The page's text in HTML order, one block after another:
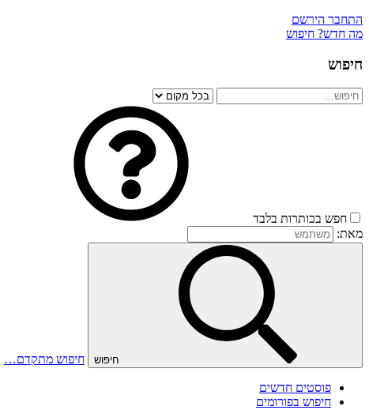
התחבר הירשם
מה חדש? חיפוש
חיפוש
חפש בכותרות בלבד
מאת:
חיפוש חיפוש מתקדם…
פוסטים חדשים
חיפוש בפורומים